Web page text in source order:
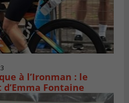
à l’Ironman : le
Fontaine